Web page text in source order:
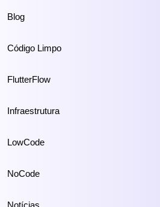
Blog
Código Limpo
FlutterFlow
Infraestrutura
LowCode
NoCode
Notícias